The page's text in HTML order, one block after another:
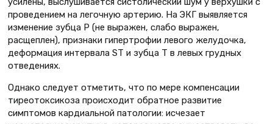
проведением на легочную артерию. На ЭКГ выявляется
изменение зубца Р (не выражен, слабо выражен,
расщеплен), признаки гипертрофии левого желудочка,
деформация интервала ST и зубца Т в левых грудных
отведениях.
Однако следует отметить, что по мере компенсации
тиреотоксикоза происходит обратное развитие
симптомов кардиальной патологии: исчезает